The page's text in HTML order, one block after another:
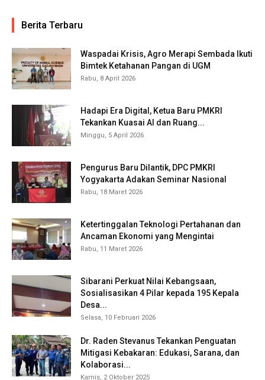
Berita Terbaru
Waspadai Krisis, Agro Merapi Sembada Ikuti
Bimtek Ketahanan Pangan di UGM
Rabu, 8 April 2026
Hadapi Era Digital, Ketua Baru PMKRI
Tekankan Kuasai AI dan Ruang...
Minggu, 5 April 2026
Pengurus Baru Dilantik, DPC PMKRI
Yogyakarta Adakan Seminar Nasional
Rabu, 18 Maret 2026
Ketertinggalan Teknologi Pertahanan dan
Ancaman Ekonomi yang Mengintai
Rabu, 11 Maret 2026
Sibarani Perkuat Nilai Kebangsaan,
Sosialisasikan 4 Pilar kepada 195 Kepala
Desa...
Selasa, 10 Februari 2026
Dr. Raden Stevanus Tekankan Penguatan
Mitigasi Kebakaran: Edukasi, Sarana, dan
Kolaborasi...
Kamis, 2 Oktober 2025